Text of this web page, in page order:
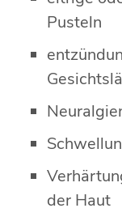
Pusteln
der Haut